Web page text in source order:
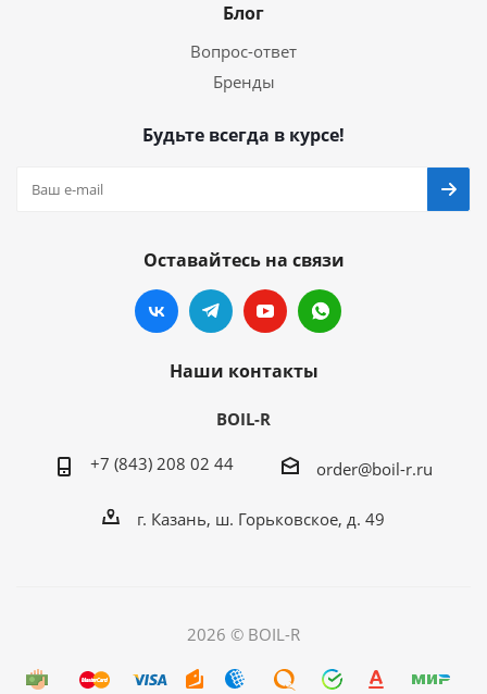
Блог
Вопрос-ответ
Бренды
Будьте всегда в курсе!
Оставайтесь на связи
Наши контакты
BOIL-R
+7 (843) 208 02 44 order@boil-r.ru
г. Казань, ш. Горьковское, д. 49
2026 © BOIL-R